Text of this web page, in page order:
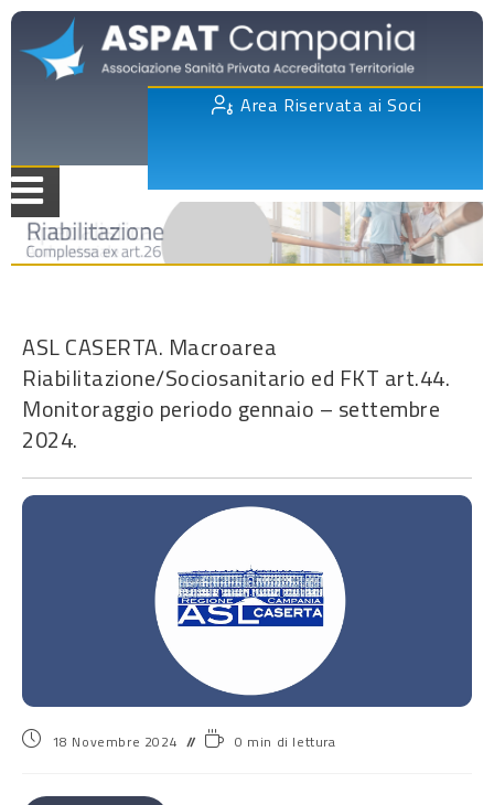
Area Riservata ai Soci
ASL CASERTA. Macroarea
Riabilitazione/Sociosanitario ed FKT art.44.
Monitoraggio periodo gennaio – settembre
2024.
18 Novembre 2024 0 min di lettura